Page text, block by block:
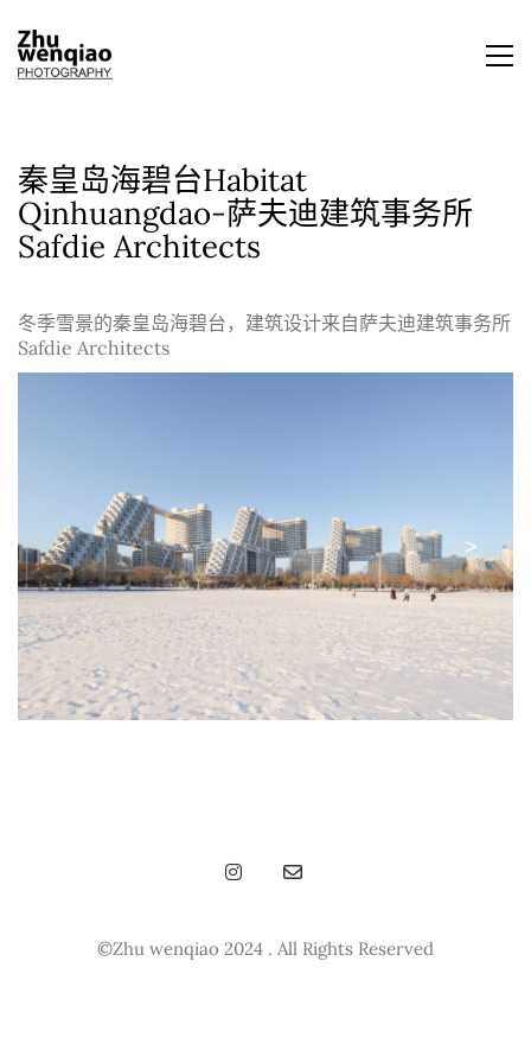
秦皇岛海碧台Habitat
Qinhuangdao-萨夫迪建筑事务所
Safdie Architects
冬季雪景的秦皇岛海碧台，建筑设计来自萨夫迪建筑事务所
Safdie Architects
< >
©Zhu wenqiao 2024 . All Rights Reserved